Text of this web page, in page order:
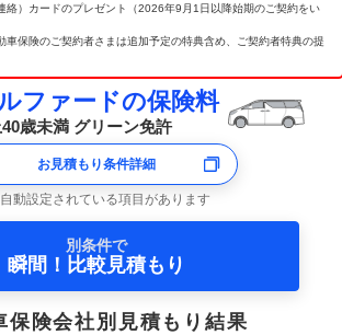
絡）カードのプレゼント（2026年9月1日以降始期のご契約をい
保険のご契約者さまは追加予定の特典含め、ご契約者特典の提
ファードの保険料
歳未満 グリーン免許
お見積もり条件詳細
自動設定されている項目があります
別条件で
瞬間！比較見積もり
保険会社別見積もり結果